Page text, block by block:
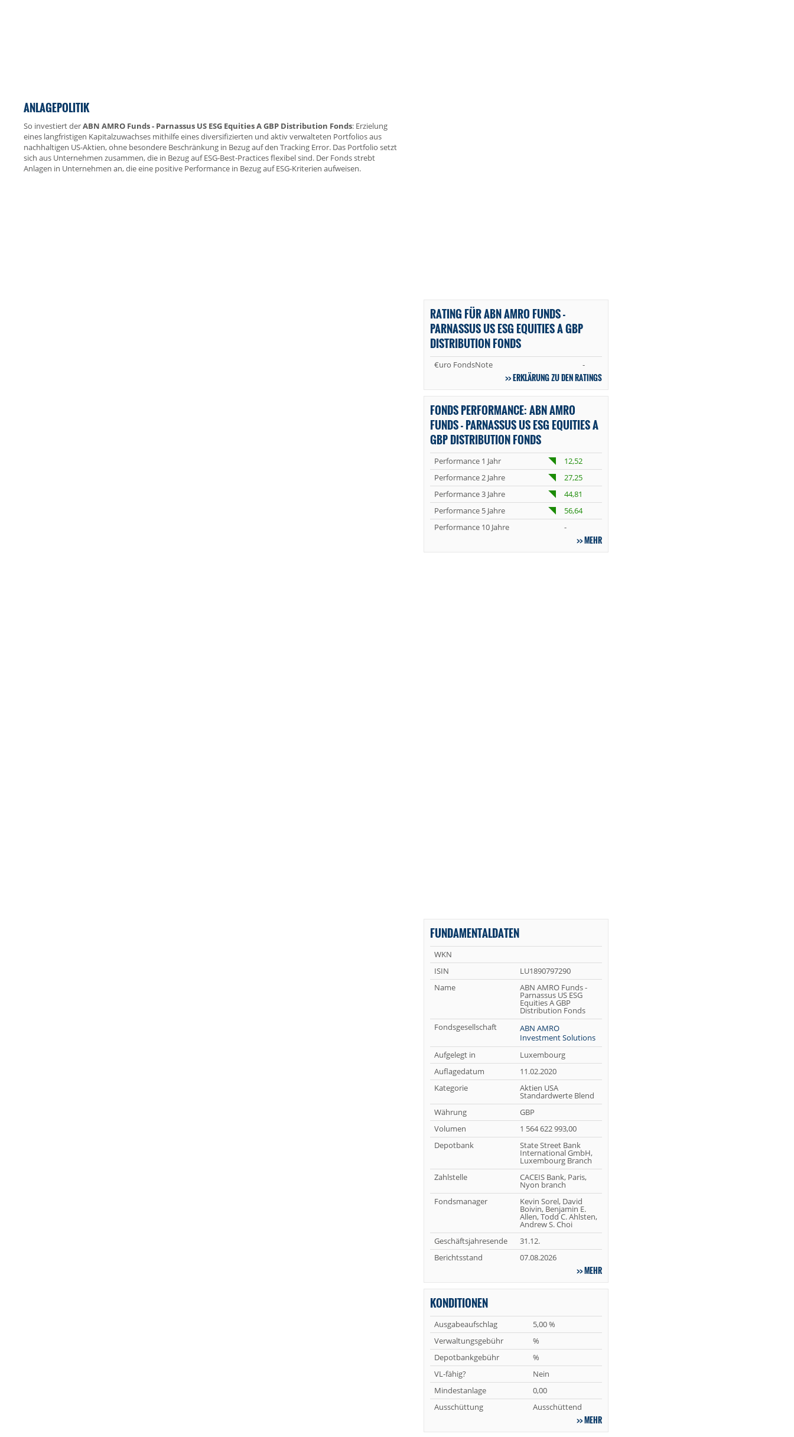
ANLAGEPOLITIK
So investiert derABN AMRO Funds - Parnassus US ESG Equities A GBP Distribution Fonds: Erzielung
eines langfristigen Kapitalzuwachses mithilfe eines diversifizierten und aktiv verwalteten Portfolios aus
nachhaltigen US-Aktien, ohne besondere Beschränkung in Bezug auf den Tracking Error. Das Portfolio setzt
sich aus Unternehmen zusammen, die in Bezug auf ESG-Best-Practices flexibel sind. Der Fonds strebt
Anlagen in Unternehmen an, die eine positive Performance in Bezug auf ESG-Kriterien aufweisen.
RATING FÜR ABN AMRO FUNDS -
PARNASSUS US ESG EQUITIES A GBP
DISTRIBUTION FONDS
€uro FondsNote -
ERKLÄRUNG ZU DEN RATINGS
FONDS PERFORMANCE: ABN AMRO
FUNDS - PARNASSUS US ESG EQUITIES A
GBP DISTRIBUTION FONDS
Performance 1 Jahr
12,52
Performance 2 Jahre
27,25
Performance 3 Jahre
44,81
Performance 5 Jahre
56,64
Performance 10 Jahre
-
MEHR
FUNDAMENTALDATEN
WKN
ISIN
LU1890797290
Name
ABN AMRO Funds -
Parnassus US ESG
Equities A GBP
Distribution Fonds
Fondsgesellschaft
ABN AMRO
Investment Solutions
Aufgelegt in
Luxembourg
Auflagedatum
11.02.2020
Kategorie
Aktien USA
Standardwerte Blend
Währung
GBP
Volumen
1 564 622 993,00
Depotbank
State Street Bank
International GmbH,
Luxembourg Branch
Zahlstelle
CACEIS Bank, Paris,
Nyon branch
Fondsmanager
Kevin Sorel, David
Boivin, Benjamin E.
Allen, Todd C. Ahlsten,
Andrew S. Choi
Geschäftsjahresende
31.12.
Berichtsstand
07.08.2026
MEHR
KONDITIONEN
Ausgabeaufschlag
5,00 %
Verwaltungsgebühr
%
Depotbankgebühr
%
VL-fähig?
Nein
Mindestanlage
0,00
Ausschüttung
Ausschüttend
MEHR